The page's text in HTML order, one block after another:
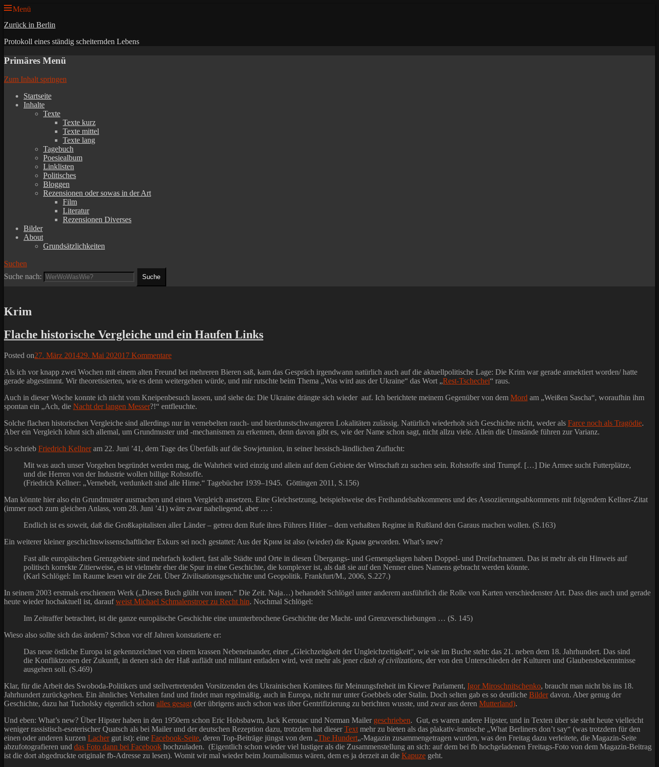
Menü
Zurück in Berlin
Protokoll eines ständig scheiternden Lebens
Primäres Menü
Zum Inhalt springen
Startseite
Inhalte
Texte
Texte kurz
Texte mittel
Texte lang
Tagebuch
Poesiealbum
Linklisten
Politisches
Bloggen
Rezensionen oder sowas in der Art
Film
Literatur
Rezensionen Diverses
Bilder
About
Grundsätzlichkeiten
Suchen
Suche nach:
Krim
Flache historische Vergleiche und ein Haufen Links
Posted on27. März 201429. Mai 202017 Kommentare
Als ich vor knapp zwei Wochen mit einem alten Freund bei mehreren Bieren saß, kam das Gespräch irgendwann natürlich auch auf die aktuellpolitische Lage: Die Krim war gerade annektiert worden/ hatte
gerade abgestimmt. Wir theoretisierten, wie es denn weitergehen würde, und mir rutschte beim Thema „Was wird aus der Ukraine“ das Wort „Rest-Tschechei“ raus.
Auch in dieser Woche konnte ich nicht vom Kneipenbesuch lassen, und siehe da: Die Ukraine drängte sich wieder auf. Ich berichtete meinem Gegenüber von dem Mord am „Weißen Sascha“, woraufhin ihm
spontan ein „Ach, die Nacht der langen Messer?!“ entfleuchte.
Solche flachen historischen Vergleiche sind allerdings nur in vernebelten rauch- und bierdunstschwangeren Lokalitäten zulässig. Natürlich wiederholt sich Geschichte nicht, weder als Farce noch als Tragödie.
Aber ein Vergleich lohnt sich allemal, um Grundmuster und -mechanismen zu erkennen, denn davon gibt es, wie der Name schon sagt, nicht allzu viele. Allein die Umstände führen zur Varianz.
So schrieb Friedrich Kellneram 22. Juni ’41, dem Tage des Überfalls auf die Sowjetunion, in seiner hessisch-ländlichen Zuflucht:
Mit was auch unser Vorgehen begründet werden mag, die Wahrheit wird einzig und allein auf dem Gebiete der Wirtschaft zu suchen sein. Rohstoffe sind Trumpf. […] Die Armee sucht Futterplätze,
und die Herren von der Industrie wollen billige Rohstoffe.
(Friedrich Kellner: „Vernebelt, verdunkelt sind alle Hirne.“ Tagebücher 1939–1945. Göttingen 2011, S.156)
Man könnte hier also ein Grundmuster ausmachen und einen Vergleich ansetzen. Eine Gleichsetzung, beispielsweise des Freihandelsabkommens und des Assoziierungsabkommens mit folgendem Kellner-Zitat
(immer noch zum gleichen Anlass, vom 28. Juni ’41) wäre zwar naheliegend, aber … :
Endlich ist es soweit, daß die Großkapitalisten aller Länder – getreu dem Rufe ihres Führers Hitler – dem verhaßten Regime in Rußland den Garaus machen wollen. (S.163)
Ein weiterer kleiner geschichtswissenschaftlicher Exkurs sei noch gestattet: Aus derКрим ist also (wieder) die Крым geworden. What’s new?
Fast alle europäischen Grenzgebiete sind mehrfach kodiert, fast alle Städte und Orte in diesen Übergangs- und Gemengelagen haben Doppel- und Dreifachnamen. Das ist mehr als ein Hinweis auf
politisch korrekte Zitierweise, es ist vielmehr eher die Spur in eine Geschichte, die komplexer ist, als daß sie auf den Nenner eines Namens gebracht werden könnte.
(Karl Schlögel: Im Raume lesen wir die Zeit. Über Zivilisationsgeschichte und Geopolitik. Frankfurt/M., 2006, S.227.)
In seinem 2003 erstmals erschienem Werk („Dieses Buch glüht von innen.“ Die Zeit. Naja…) behandelt Schlögel unter anderem ausführlich die Rolle von Karten verschiedenster Art. Dass dies auch und gerade
heute wieder hochaktuell ist, daraufweist Michael Schmalenstroer zu Recht hin. Nochmal Schlögel:
Im Zeitraffer betrachtet, ist die ganze europäische Geschichte eine ununterbrochene Geschichte der Macht- und Grenzverschiebungen … (S. 145)
Wieso also sollte sich das ändern? Schon vor elf Jahren konstatierte er:
Das neue östliche Europa ist gekennzeichnet von einem krassen Nebeneinander, einer „Gleichzeitgkeit der Ungleichzeitigkeit“, wie sie im Buche steht: das 21. neben dem 18. Jahrhundert. Das sind
die Konfliktzonen der Zukunft, in denen sich der Haß auflädt und militant entladen wird, weit mehr als jenerclash of civilizations, der von den Unterschieden der Kulturen und Glaubensbekenntnisse
ausgehen soll. (S.469)
Klar, für die Arbeit des Swoboda-Politikers und stellvertretenden Vorsitzenden des Ukrainischen Komitees für Meinungsfreheit im Kiewer Parlament, Igor Miroschnitschenko, braucht man nicht bis ins 18.
Jahrhundert zurückgehen. Ein ähnliches Verhalten fand und findet man regelmäßig, auch in Europa, nicht nur unter Goebbels oder Stalin. Doch selten gab es so deutliche Bilderdavon. Aber genug der
Geschichte, dazu hat Tucholsky eigentlich schon alles gesagt (der übrigens auch schon was über Gentrifizierung zu berichten wusste, und zwar aus deren Mutterland).
Und eben: What’s new? Über Hipster haben in den 1950ern schon Eric Hobsbawm, Jack Kerouac und Norman Mailer geschrieben. Gut, es waren andere Hipster, und in Texten über sie steht heute vielleicht
weniger rassistisch-esoterischer Quatsch als bei Mailer und der deutschen Rezeption dazu, trotzdem hat dieserText mehr zu bieten als das plakativ-ironische „What Berliners don’t say“ (was trotzdem für den
einen oder anderen kurzen Lachergut ist): eine Facebook-Seite, deren Top-Beiträge jüngst von dem „The Hundert„-Magazin zusammengetragen wurden, was den Freitag dazu verleitete, die Magazin-Seite
abzufotografieren und das Foto dann bei Facebook hochzuladen. (Eigentlich schon wieder viel lustiger als die Zusammenstellung an sich: auf dem bei fb hochgeladenen Freitags-Foto von dem Magazin-Beitrag
ist die dort abgedruckte originale fb-Adresse zu lesen). Womit wir mal wieder beim Journalismus wären, dem es ja derzeit an die Kapuze geht.